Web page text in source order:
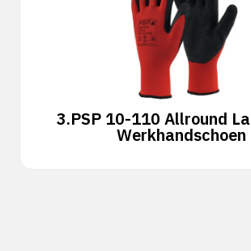
3.PSP 10-110 Allround
Werkhandschoen